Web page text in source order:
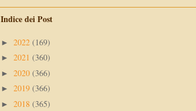
Indice dei Post
► 2022 (169)
► 2021 (360)
► 2020 (366)
► 2019 (366)
► 2018 (365)